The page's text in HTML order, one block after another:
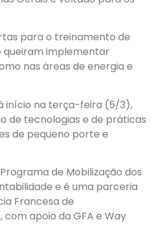
para o treinamento de
queiram implementar
nas áreas de energia e
início na terça-feira (5/3),
de tecnologias e de práticas
de pequeno porte e
de Mobilização dos
e é uma parceria
Francesa de
apoio da GFA e Way